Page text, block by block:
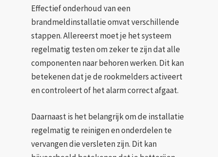
Effectief onderhoud van een
brandmeldinstallatie omvat verschillende
stappen. Allereerst moet je het systeem
regelmatig testen om zeker te zijn dat alle
componenten naar behoren werken. Dit kan
betekenen dat je de rookmelders activeert
en controleert of het alarm correct afgaat.
Daarnaast is het belangrijk om de installatie
regelmatig te reinigen en onderdelen te
vervangen die versleten zijn. Dit kan